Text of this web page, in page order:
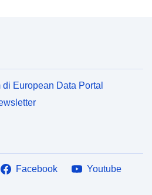
European Data Portal
Facebook
Youtube